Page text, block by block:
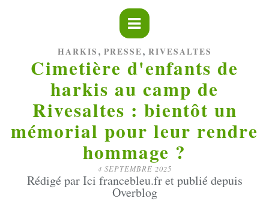
HARKIS , PRESSE, RIVESALTES
Cimetière d'enfants de
harkis au camp de
Rivesaltes : bientôt un
mémorial pour leur rendre
hommage ?
4 SEPTEMBRE 2025
Rédigé par Ici francebleu.fr et publié depuis
Overblog